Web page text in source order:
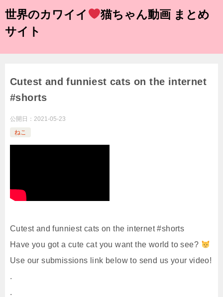
世界のカワイイ
猫ちゃん動画 まとめ
サイト
Cutest and funniest cats on the internet
#shorts
公開日： 2021-05-23
ねこ
Cutest and funniest cats on the internet #shorts
Have you got a cute cat you want the world to see?
Use our submissions link below to send us your video!
.
.